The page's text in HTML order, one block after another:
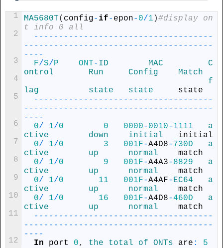
1
2
3
4
5
6
7
8
9
10
11
12
MA5680T( config- if- epon- 0/1 )#display on
t info 0 all
-- -- -- -- -- -- -- -- -- -- -- -- -- -- -- -- -- --
-- -- -- -- -- -- -- -- -- -- -- -- -- -- -- -- -- -- --
-- --
F/S/P ONT- ID MAC C
ontrol Run Config Match
f
lag state state state
-- -- -- -- -- -- -- -- -- -- -- -- -- -- -- -- -- --
-- -- -- -- -- -- -- -- -- -- -- -- -- -- -- -- -- -- --
-- --
0/ 1/0 0 0000- 0010- 1111
a
ctive down initial initial
0/ 1/0 3 001F-A4D8- 730D
a
ctive up normal match
0/ 1/0 9 001F-A4A3- 8829
a
ctive up normal match
0/ 1/0 11 001F-A4AF- EC64 a
ctive up normal match
0/ 1/0 16 001F-A4D8-460D
a
ctive up normal match
-- -- -- -- -- -- -- -- -- -- -- -- -- -- -- -- -- --
-- -- -- -- -- -- -- -- -- -- -- -- -- -- -- -- -- -- --
-- --
In
port 0, the total of ONTs are : 5